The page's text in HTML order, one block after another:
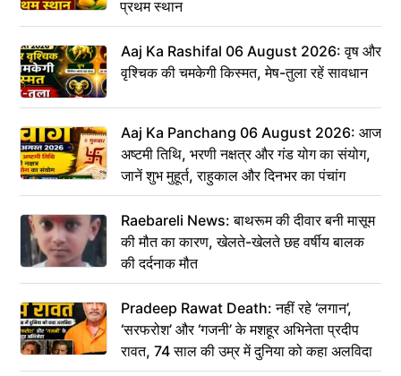
प्रथम स्थान
Aaj Ka Rashifal 06 August 2026: वृष और
वृश्चिक की चमकेगी किस्मत, मेष-तुला रहें सावधान
Aaj Ka Panchang 06 August 2026: आज
अष्टमी तिथि, भरणी नक्षत्र और गंड योग का संयोग,
जानें शुभ मुहूर्त, राहुकाल और दिनभर का पंचांग
Raebareli News: बाथरूम की दीवार बनी मासूम
की मौत का कारण, खेलते-खेलते छह वर्षीय बालक
की दर्दनाक मौत
Pradeep Rawat Death: नहीं रहे ‘लगान’,
‘सरफरोश’ और ‘गजनी’ के मशहूर अभिनेता प्रदीप
रावत, 74 साल की उम्र में दुनिया को कहा अलविदा